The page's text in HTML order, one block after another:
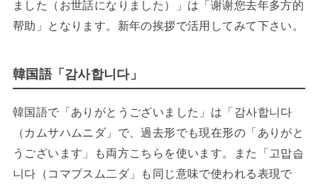
ました（お世話になりました）」は「谢谢您去年多方的
帮助」となります。新年の挨拶で活用してみて下さい。
韓国語「감사합니다」
韓国語で「ありがとうございました」は「감사합니다
（カムサハムニダ」で、過去形でも現在形の「ありがと
うございます」も両方こちらを使います。また「고맙습
니다（コマプスム二ダ」も同じ意味で使われる表現で